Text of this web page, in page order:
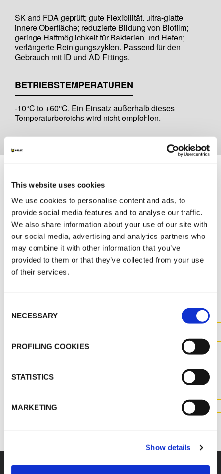
This website uses cookies
We use cookies to personalise content and ads, to
provide social media features and to analyse our traffic.
We also share information about your use of our site with
our social media, advertising and analytics partners who
may combine it with other information that you’ve
provided to them or that they’ve collected from your use
of their services.
Selection
NECESSARY
PROFILING COOKIES
STATISTICS
MARKETING
Show details
SK and FDA geprüft; gute Flexibilität. ultra-glatte
innere Oberfläche; reduzierte Bildung von Biofilm;
geringe Haftmöglichkeit für Bakterien und Hefen;
verlängerte Reinigungszyklen. Passend für den
Gebrauch mit ID und AD Fittings.
BETRIEBSTEMPERATUREN
-10°C to +60°C. Ein Einsatz außerhalb dieses
Temperaturbereichs wird nicht empfohlen.
Unterlagen
MARKETING
K-FLEX BEVERAGE CATALOGUE
SONSTIGE UNTERLAGEN
KONTAKTIEREN SIE UNS FÜR